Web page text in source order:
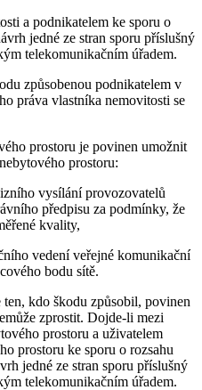
a podnikatelem ke sporu o
jedné ze stran sporu příslušný
telekomunikačním úřadem.
způsobenou podnikatelem v
práva vlastníka nemovitosti se
prostoru je povinen umožnit
prostoru:
vysílání provozovatelů
předpisu za podmínky, že
kvality,
vedení veřejné komunikační
bodu sítě.
kdo škodu způsobil, povinen
zprostit. Dojde-li mezi
prostoru a uživatelem
prostoru ke sporu o rozsahu
jedné ze stran sporu příslušný
telekomunikačním úřadem.